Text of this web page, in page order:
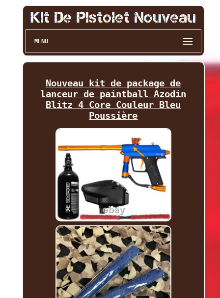
MENU
Nouveau kit de package de
lanceur de paintball Azodin
Blitz 4 Core Couleur Bleu
Poussière